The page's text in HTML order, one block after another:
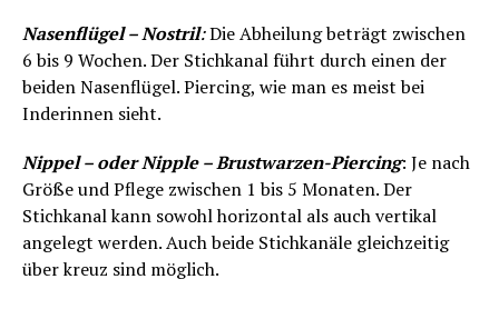
Nasenflügel – Nostril:Die Abheilung beträgt zwischen
6 bis 9 Wochen. Der Stichkanal führt durch einen der
beiden Nasenflügel. Piercing, wie man es meist bei
Inderinnen sieht.
Nippel – oder Nipple – Brustwarzen-Piercing: Je nach
Größe und Pflege zwischen 1 bis 5 Monaten. Der
Stichkanal kann sowohl horizontal als auch vertikal
angelegt werden. Auch beide Stichkanäle gleichzeitig
über kreuz sind möglich.